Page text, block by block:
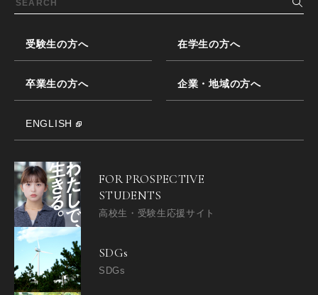
受験生の方へ 在学生の方へ
卒業生の方へ 企業・地域の方へ
ENGLISH
FOR PROSPECTIVE
STUDENTS
高校生・受験生応援サイト
SDGs
SDGs